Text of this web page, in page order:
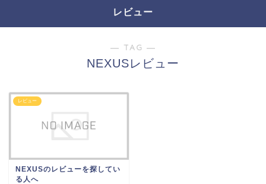
レビュー
― TAG ―
NEXUSレビュー
レビュー
NEXUSのレビューを探してい
る人へ